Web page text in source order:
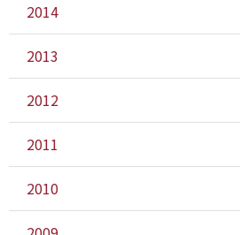
2014
2013
2012
2011
2010